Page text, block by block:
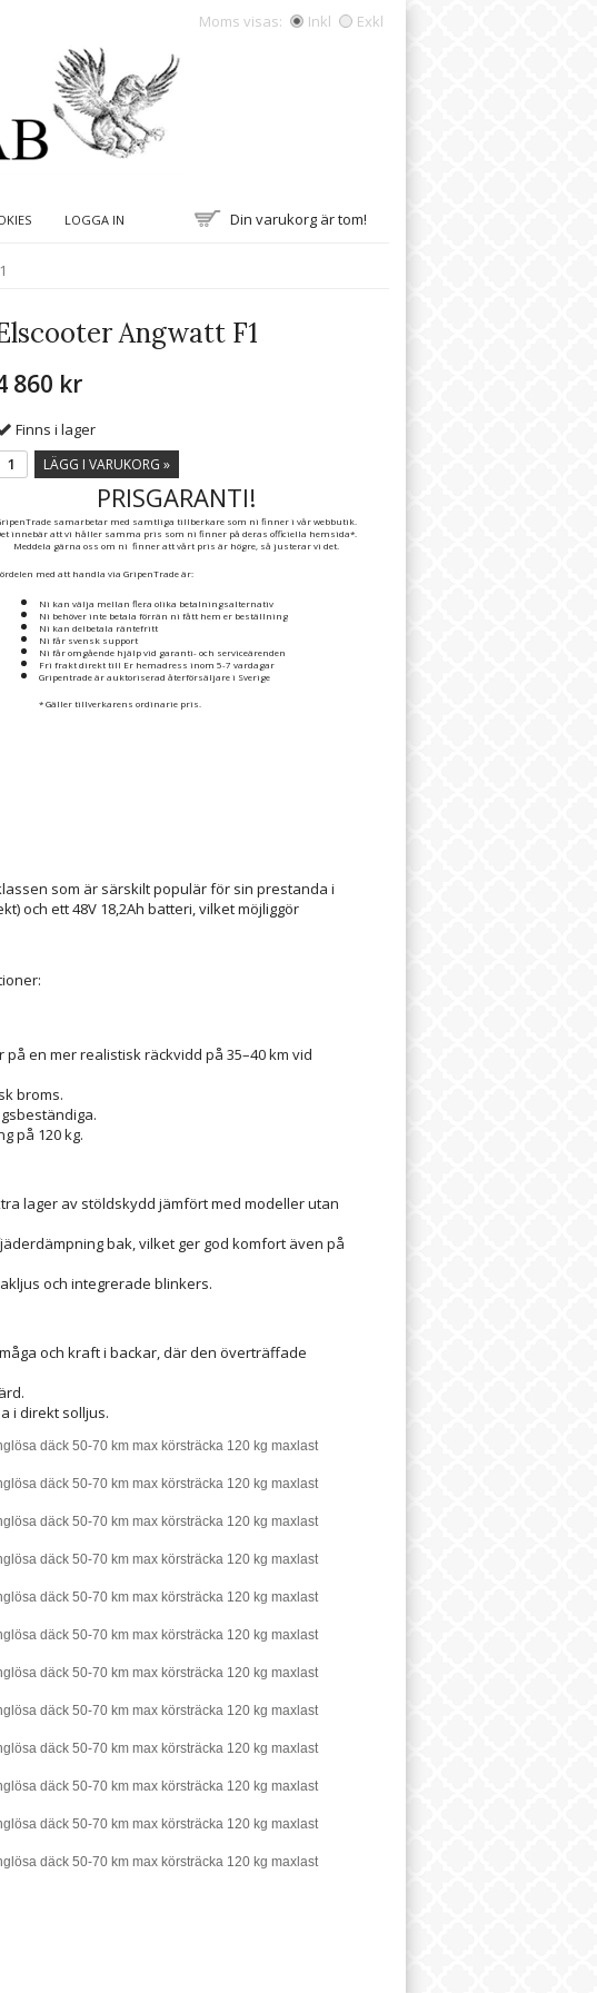
Moms visas: Inkl Exkl
LOGGA IN Din varukorg är tom!
Angwatt F1
860 kr
Finns i lager
LÄGG I VARUKORG »
PRISGARANTI!
samarbetar med samtliga tillberkare som ni finner i vår webbutik.
innebär att vi håller samma pris som ni finner på deras officiella hemsida*.
Meddela gärna oss om ni finner att vårt pris är högre, så justerar vi det.
med att handla via GripenTrade är:
Ni kan välja mellan flera olika betalningsalternativ
Ni behöver inte betala förrän ni fått hem er beställning
Ni kan delbetala räntefritt
Ni får svensk support
Ni får omgående hjälp vid garanti- och serviceärenden
Fri frakt direkt till Er hemadress inom 5-7 vardagar
Gripentrade är auktoriserad återförsäljare i Sverige
* Gäller tillverkarens ordinarie pris.
som är särskilt populär för sin prestanda i
och ett 48V 18,2Ah batteri, vilket möjliggör
en mer realistisk räckvidd på 35–40 km vid
broms.
på 120 kg.
lager av stöldskydd jämfört med modeller utan
bak, vilket ger god komfort även på
och integrerade blinkers.
och kraft i backar, där den överträffade
i direkt solljus.